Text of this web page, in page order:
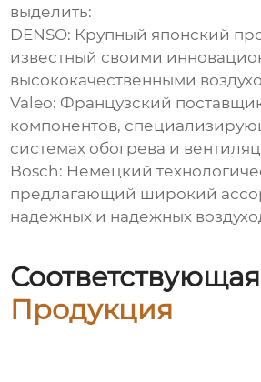
выделить:
DENSO: Крупный японский
известный своими
высококачественными
Valeo: Французский
компонентов,
системах обогрева и
Bosch: Немецкий
предлагающий широкий
надежных и надежных
Соответствующая
Продукция